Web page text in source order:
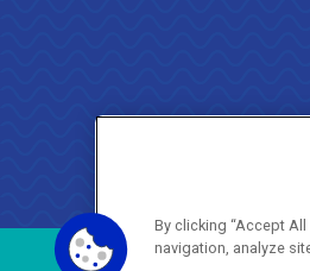
By clicking “Accept
navigation, analyze